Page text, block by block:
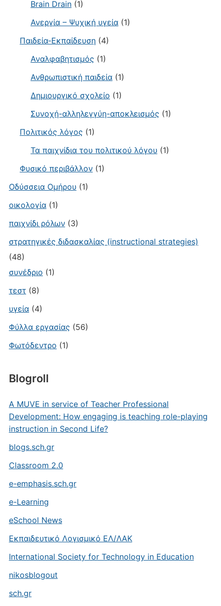
Brain Drain(1)
Ανεργία – Ψυχική υγεία(1)
Παιδεία-Εκπαίδευση(4)
Αναλφαβητισμός (1)
Ανθρωπιστική παιδεία(1)
Δημιουργικό σχολείο (1)
Συνοχή-αλληλεγγύη-αποκλεισμός (1)
Πολιτικός λόγος (1)
Τα παιχνίδια του πολιτικού λόγου (1)
Φυσικό περιβάλλον(1)
Οδύσσεια Ομήρου (1)
οικολογία(1)
παιχνίδι ρόλων(3)
στρατηγικές διδασκαλίας (instructional strategies)
(48)
συνέδριο (1)
τεστ(8)
υγεία(4)
Φύλλα εργασίας (56)
Φωτόδεντρο (1)
Blogroll
A MUVE in service of Teacher Professional
Development: How engaging is teaching role-playing
instruction in Second Life?
blogs.sch.gr
Classroom 2.0
e-emphasis.sch.gr
e-Learning
eSchool News
Eκπαιδευτικό Λογισμικό ΕΛ/ΛΑΚ
International Society for Technology in Education
nikosblogout
sch.gr